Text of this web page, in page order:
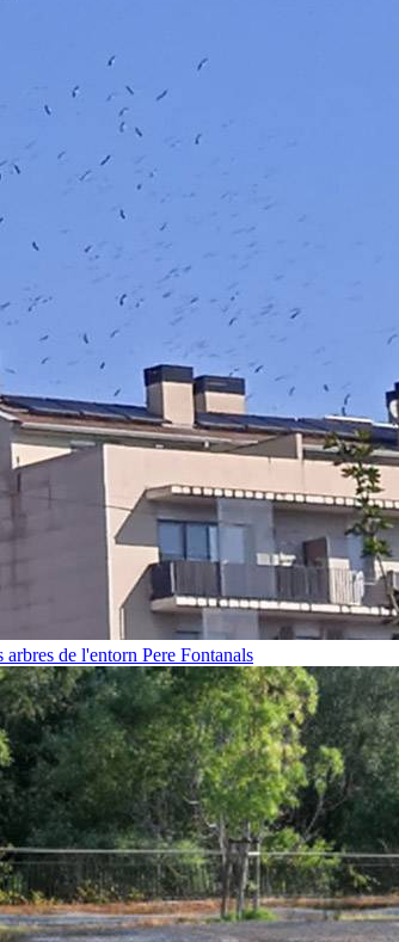
arbres de l'entorn Pere Fontanals